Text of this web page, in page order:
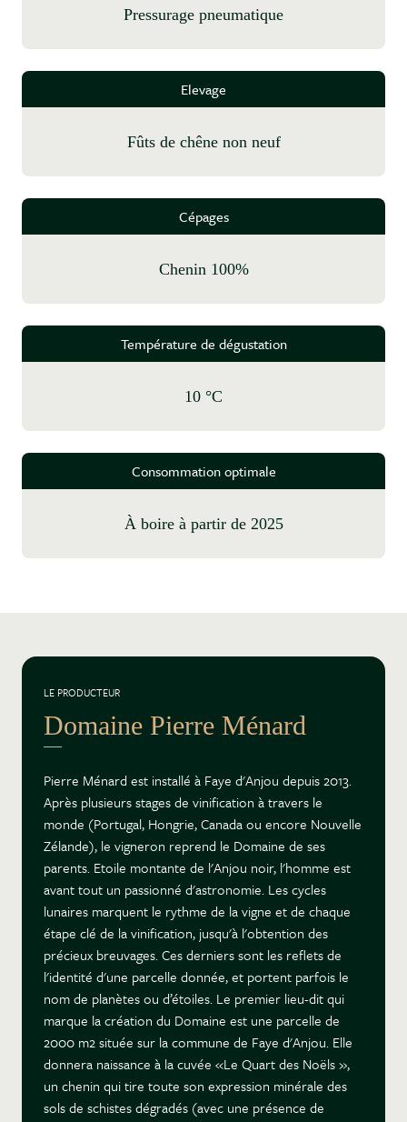
pressurage pneumatique
Elevage
fûts de chêne non neuf
Cépages
Chenin 100%
Température de dégustation
10 °C
Consommation optimale
à boire à partir de 2025
LE PRODUCTEUR
Domaine Pierre Ménard
Pierre Ménard est installé à Faye d'Anjou depuis 2013.
Après plusieurs stages de vinification à travers le
monde (Portugal, Hongrie, Canada ou encore Nouvelle
Zélande), le vigneron reprend le Domaine de ses
parents. Etoile montante de l'Anjou noir, l'homme est
avant tout un passionné d'astronomie. Les cycles
lunaires marquent le rythme de la vigne et de chaque
étape clé de la vinification, jusqu'à l'obtention des
précieux breuvages. Ces derniers sont les reflets de
l'identité d'une parcelle donnée, et portent parfois le
nom de planètes ou d’étoiles. Le premier lieu-dit qui
marque la création du Domaine est une parcelle de
2000 m2 située sur la commune de Faye d'Anjou. Elle
donnera naissance à la cuvée «Le Quart des Noëls »,
un chenin qui tire toute son expression minérale des
sols de schistes dégradés (avec une présence de